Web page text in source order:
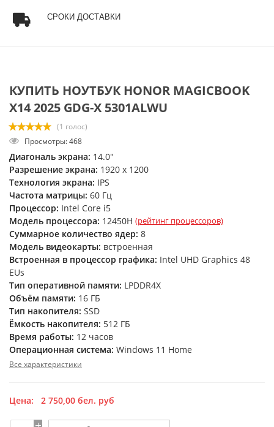
СРОКИ ДОСТАВКИ
КУПИТЬ НОУТБУК HONOR MAGICBOOK
X14 2025 GDG-X 5301ALWU
(1 голос)
Просмотры: 468
Диагональ экрана: 14.0"
Разрешение экрана: 1920 x 1200
Технология экрана: IPS
Частота матрицы: 60 Гц
Процессор: Intel Core i5
Модель процессора: 12450H (рейтинг процессоров)
Суммарное количество ядер: 8
Модель видеокарты: встроенная
Встроенная в процессор графика: Intel UHD Graphics 48
EUs
Тип оперативной памяти: LPDDR4X
Объём памяти: 16 ГБ
Тип накопителя: SSD
Ёмкость накопителя: 512 ГБ
Время работы: 12 часов
Операционная система: Windows 11 Home
Все характеристики
Цена: 2 750,00 бел. руб